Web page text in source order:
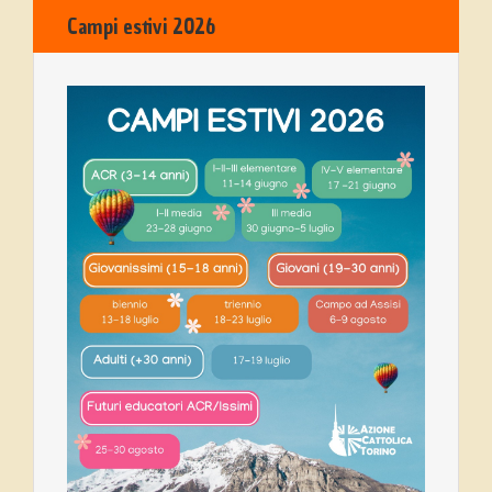
Campi estivi 2026